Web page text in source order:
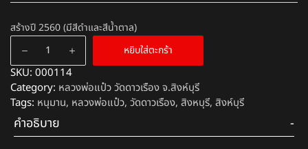
สร้างปี 2560 (มีสีดำและสีน้ำตาล)
หยิบใส่ตะกร้า
SKU: 000114
Category: หลวงพ่อแป๋ว วัดดาวเรือง จ.สิงห์บุรี
Tags: หนุมาน, หลวงพ่อแป๋ว, วัดดาวเรือง, สิงหบุรี, สิงห์บุรี
คำอธิบาย